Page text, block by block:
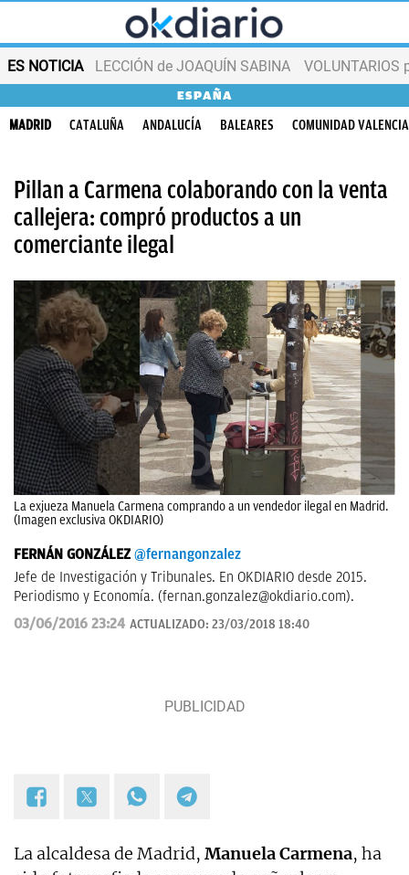
ES NOTICIA LECCIÓN de JOAQUÍN SABINA VOLUNTARIOS
ESPAÑA
MADRID CATALUÑA ANDALUCÍA BALEARES COMUNIDAD
Pillan a Carmena colaborando con la venta
callejera: compró productos a un
comerciante ilegal
La exjueza Manuela Carmena comprando a un vendedor ilegal en Madrid.
(Imagen exclusiva OKDIARIO)
FERNÁN GONZÁLEZ @fernangonzalez
Jefe de Investigación y Tribunales. En OKDIARIO desde 2015.
Periodismo y Economía. (fernan.gonzalez@okdiario.com).
03/06/2016 23:24 ACTUALIZADO: 23/03/2018 18:40
La alcaldesa de Madrid, Manuela Carmena, ha